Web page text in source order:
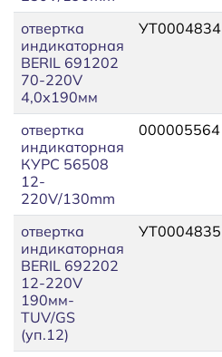
отвертка
индикаторная
BERIL 691202
70-220V
4,0х190мм
УТ0004834
отвертка
индикаторная
КУРС 56508
12-
220V/130mm
000005564
отвертка
индикаторная
BERIL 692202
12-220V
190мм-
TUV/GS
(уп.12)
УТ0004835